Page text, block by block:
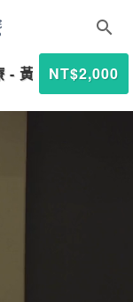
- 黃傳貴醫師
NT$2,000